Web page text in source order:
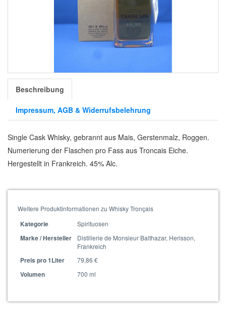
Beschreibung
Impressum, AGB & Widerrufsbelehrung
Single Cask Whisky, gebrannt aus Mais, Gerstenmalz, Roggen.
Numerierung der Flaschen pro Fass aus Troncais Eiche.
Hergestellt in Frankreich. 45% Alc.
Weitere Produktinformationen zu Whisky Tronçais
Kategorie
Spirituosen
Marke / Hersteller
Distillerie de Monsieur Balthazar, Herisson,
Frankreich
Preis pro 1Liter
79,86 €
Volumen
700 ml